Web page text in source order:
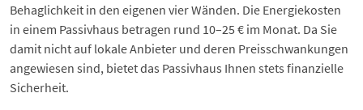
Behaglichkeit in den eigenen vier Wänden. Die Energiekosten
in einem Passivhaus betragen rund 10–25 € im Monat. Da Sie
damit nicht auf lokale Anbieter und deren Preisschwankungen
angewiesen sind, bietet das Passivhaus Ihnen stets finanzielle
Sicherheit.